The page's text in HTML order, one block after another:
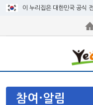
이 누리집은 대한민국 공식
참여·알림